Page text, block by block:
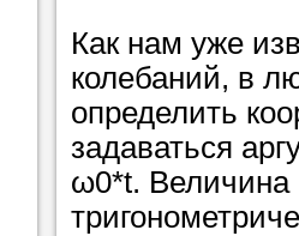
Мы всегда
вопросам
Задайте
Как нам уже
колебаний, в
определить
задаваться
ω0*t. Величина